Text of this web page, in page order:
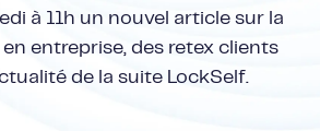
à 11h un nouvel article sur la
entreprise, des retex clients
de la suite LockSelf.